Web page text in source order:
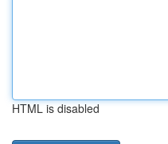
HTML is disabled